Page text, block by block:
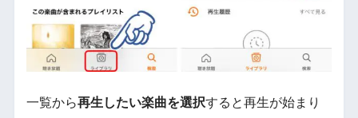
一覧から再生したい楽曲を選択すると再生が始まり